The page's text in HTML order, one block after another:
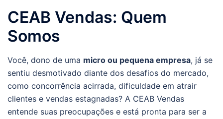
CEAB Vendas: Quem
Somos
Você, dono de uma micro ou pequena empresa, já se
sentiu desmotivado diante dos desafios do mercado,
como concorrência acirrada, dificuldade em atrair
clientes e vendas estagnadas? A CEAB Vendas
entende suas preocupações e está pronta para ser a